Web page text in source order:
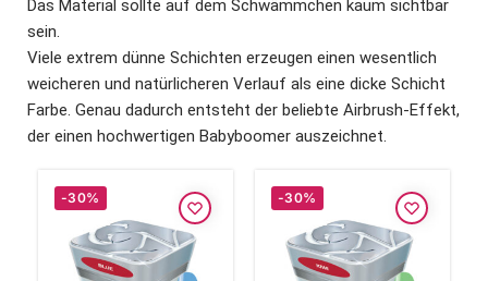
Das Material sollte auf dem Schwämmchen kaum sichtbar
sein.
Viele extrem dünne Schichten erzeugen einen wesentlich
weicheren und natürlicheren Verlauf als eine dicke Schicht
Farbe. Genau dadurch entsteht der beliebte Airbrush-Effekt,
der einen hochwertigen Babyboomer auszeichnet.
-30% -30%